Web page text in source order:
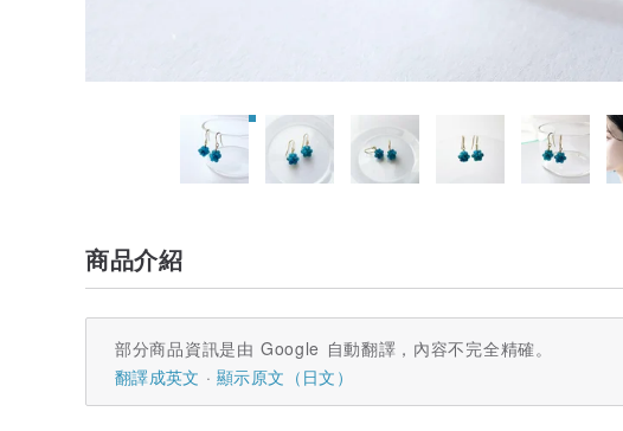
商品介紹
部分商品資訊是由 Google 自動翻譯，內容不完全精確。
翻譯成英文
顯示原文（日文）